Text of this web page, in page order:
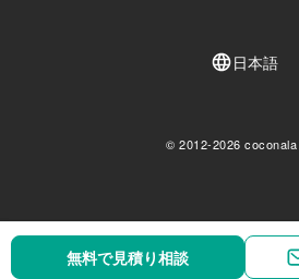
無料で見積り相談
無料で見積り相談